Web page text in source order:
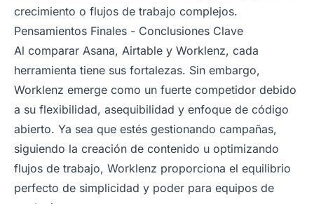
crecimiento o flujos de trabajo complejos.
Pensamientos Finales - Conclusiones Clave
Al comparar Asana, Airtable y Worklenz, cada
herramienta tiene sus fortalezas. Sin embargo,
Worklenz emerge como un fuerte competidor debido
a su flexibilidad, asequibilidad y enfoque de código
abierto. Ya sea que estés gestionando campañas,
siguiendo la creación de contenido u optimizando
flujos de trabajo, Worklenz proporciona el equilibrio
perfecto de simplicidad y poder para equipos de